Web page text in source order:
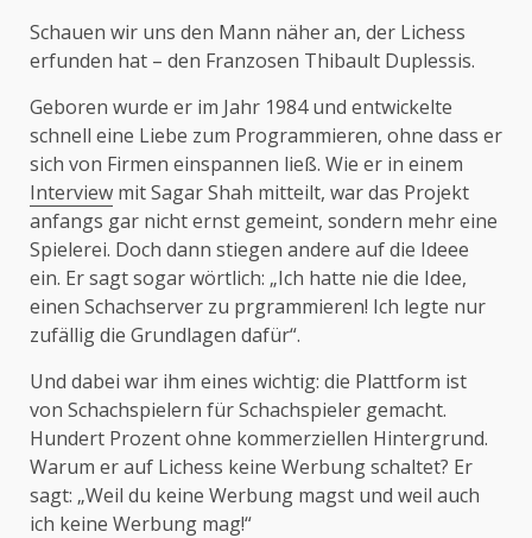
Schauen wir uns den Mann näher an, der Lichess
erfunden hat – den Franzosen Thibault Duplessis.
Geboren wurde er im Jahr 1984 und entwickelte
schnell eine Liebe zum Programmieren, ohne dass er
sich von Firmen einspannen ließ. Wie er in einem
Interview mit Sagar Shah mitteilt, war das Projekt
anfangs gar nicht ernst gemeint, sondern mehr eine
Spielerei. Doch dann stiegen andere auf die Ideee
ein. Er sagt sogar wörtlich: „Ich hatte nie die Idee,
einen Schachserver zu prgrammieren! Ich legte nur
zufällig die Grundlagen dafür“.
Und dabei war ihm eines wichtig: die Plattform ist
von Schachspielern für Schachspieler gemacht.
Hundert Prozent ohne kommerziellen Hintergrund.
Warum er auf Lichess keine Werbung schaltet? Er
sagt: „Weil du keine Werbung magst und weil auch
ich keine Werbung mag!“